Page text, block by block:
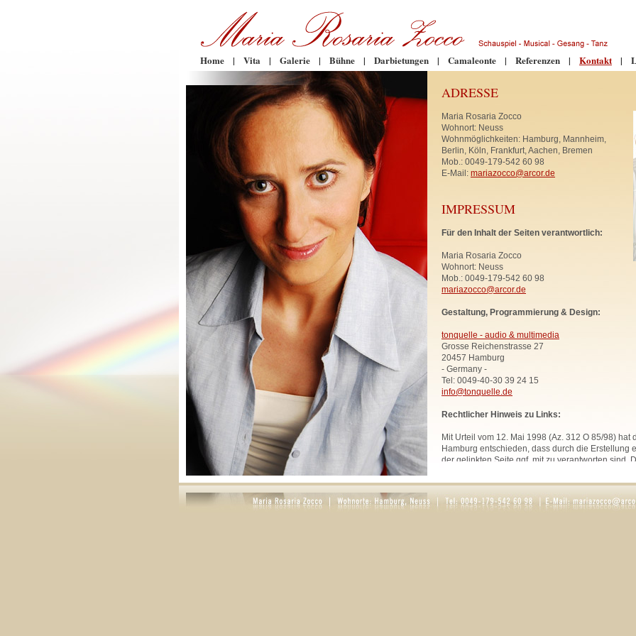
Home | Vita | Galerie | Bühne | Darbietungen | Camaleonte | Referenzen | Kontakt |
ADRESSE
Maria Rosaria Zocco
Wohnort: Neuss
Wohnmöglichkeiten: Hamburg, Mannheim,
Berlin, Köln, Frankfurt, Aachen, Bremen
Mob.: 0049-179-542 60 98
E-Mail: mariazocco@arcor.de
IMPRESSUM
Für den Inhalt der Seiten verantwortlich:
Maria Rosaria Zocco
Wohnort: Neuss
Mob.: 0049-179-542 60 98
mariazocco@arcor.de
Gestaltung, Programmierung & Design:
tonquelle - audio & multimedia
Grosse Reichenstrasse 27
20457 Hamburg
- Germany -
Tel: 0049-40-30 39 24 15
info@tonquelle.de
Rechtlicher Hinweis zu Links:
Mit Urteil vom 12. Mai 1998 (Az. 312 O 85/98) hat
Hamburg entschieden, dass durch die Erstellung
der gelinkten Seite ggf. mit zu verantworten sind.
Website. Diese Erklärung gilt für sämtliche Links
zur Zeit bestehen oder in Zukunft bestehen
Alle Bilder, Texte und Grafiken, sofern nicht